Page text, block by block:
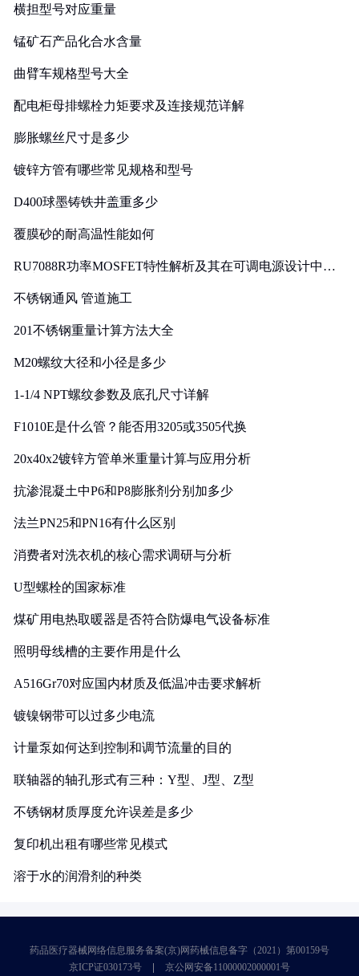
横担型号对应重量
锰矿石产品化合水含量
曲臂车规格型号大全
配电柜母排螺栓力矩要求及连接规范详解
膨胀螺丝尺寸是多少
镀锌方管有哪些常见规格和型号
D400球墨铸铁井盖重多少
覆膜砂的耐高温性能如何
RU7088R功率MOSFET特性解析及其在可调电源设计中的
不锈钢通风 管道施工
201不锈钢重量计算方法大全
M20螺纹大径和小径是多少
1-1/4 NPT螺纹参数及底孔尺寸详解
F1010E是什么管？能否用3205或3505代换
20x40x2镀锌方管单米重量计算与应用分析
抗渗混凝土中P6和P8膨胀剂分别加多少
法兰PN25和PN16有什么区别
消费者对洗衣机的核心需求调研与分析
U型螺栓的国家标准
煤矿用电热取暖器是否符合防爆电气设备标准
照明母线槽的主要作用是什么
A516Gr70对应国内材质及低温冲击要求解析
镀镍钢带可以过多少电流
计量泵如何达到控制和调节流量的目的
联轴器的轴孔形式有三种：Y型、J型、Z型
不锈钢材质厚度允许误差是多少
复印机出租有哪些常见模式
溶于水的润滑剂的种类
药品医疗器械网络信息服务备案(京)网药械信息备字（2021）第00159号
京ICP证030173号
京公网安备11000002000001号